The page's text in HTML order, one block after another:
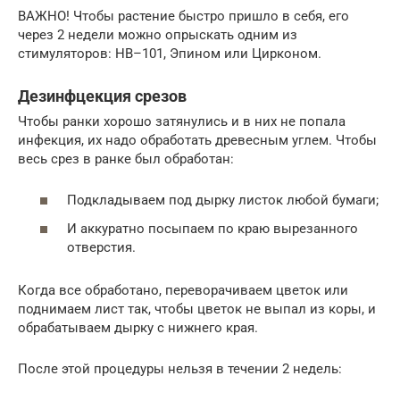
ВАЖНО! Чтобы растение быстро пришло в себя, его
через 2 недели можно опрыскать одним из
стимуляторов: HB–101, Эпином или Цирконом.
Дезинфцекция срезов
Чтобы ранки хорошо затянулись и в них не попала
инфекция, их надо обработать древесным углем. Чтобы
весь срез в ранке был обработан:
Подкладываем под дырку листок любой бумаги;
И аккуратно посыпаем по краю вырезанного
отверстия.
Когда все обработано, переворачиваем цветок или
поднимаем лист так, чтобы цветок не выпал из коры, и
обрабатываем дырку с нижнего края.
После этой процедуры нельзя в течении 2 недель: